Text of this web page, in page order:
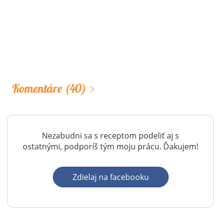
Komentáre (40)
Nezabudni sa s receptom podeliť aj s
ostatnými, podporíš tým moju prácu. Ďakujem!
Zdielaj na facebooku